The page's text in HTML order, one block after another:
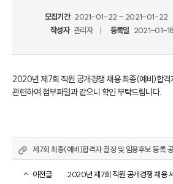
모집기간 2021-01-22 ~ 2021-01-22
작성자 관리자 등록일 2021-01-18
2020년 제7회 직원 공개경쟁 채용 최종(예비)합격
관련하여 첨부파일과 같으니 확인 부탁드립니다.
제7회 최종(예비)합격자 결정 및 임용후보 등록
이전글